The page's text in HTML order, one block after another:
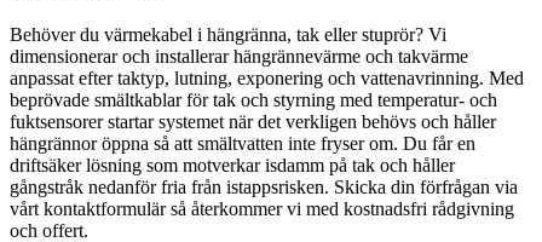
Behöver du värmekabel i hängränna, tak eller stuprör? Vi
dimensionerar och installerar hängrännevärme och takvärme
anpassat efter taktyp, lutning, exponering och vattenavrinning. Med
beprövade smältkablar för tak och styrning med temperatur- och
fuktsensorer startar systemet när det verkligen behövs och håller
hängrännor öppna så att smältvatten inte fryser om. Du får en
driftsäker lösning som motverkar isdamm på tak och håller
gångstråk nedanför fria från istappsrisken. Skicka din förfrågan via
vårt kontaktformulär så återkommer vi med kostnadsfri rådgivning
och offert.